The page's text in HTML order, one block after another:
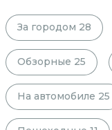
За городом 28
Обзорные 25
На автомобиле 25